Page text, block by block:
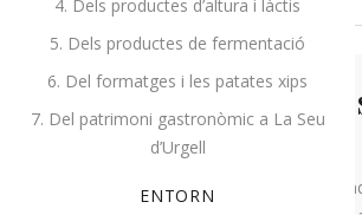
4. Dels productes d’altura i làctis
5. Dels productes de fermentació
6. Del formatges i les patates xips
7. Del patrimoni gastronòmic a La Seu
d’Urgell
ENTORN
La ruta de les
Trementinaires
Aquesta ruta proposa visitar